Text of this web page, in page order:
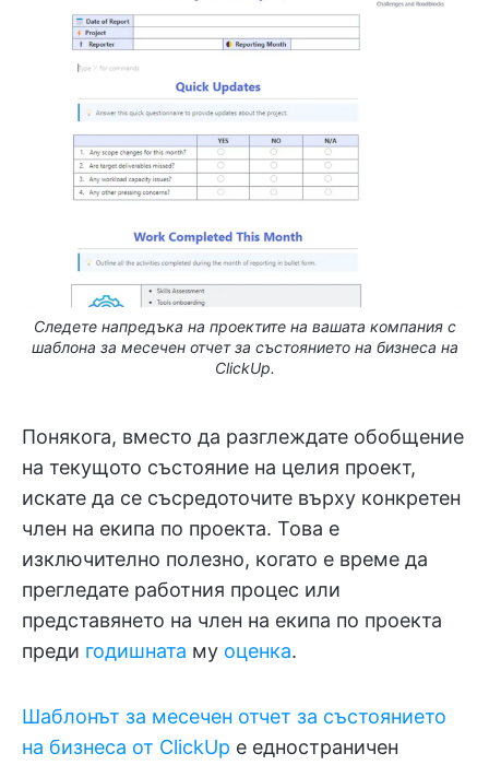
Следете напредъка на проектите на вашата компания с
шаблона за месечен отчет за състоянието на бизнеса на
ClickUp.
Понякога, вместо да разглеждате обобщение
на текущото състояние на целия проект,
искате да се съсредоточите върху конкретен
член на екипа по проекта. Това е
изключително полезно, когато е време да
прегледате работния процес или
представянето на член на екипа по проекта
преди годишната му оценка.
Шаблонът за месечен отчет за състоянието
на бизнеса от ClickUp е едностраничен